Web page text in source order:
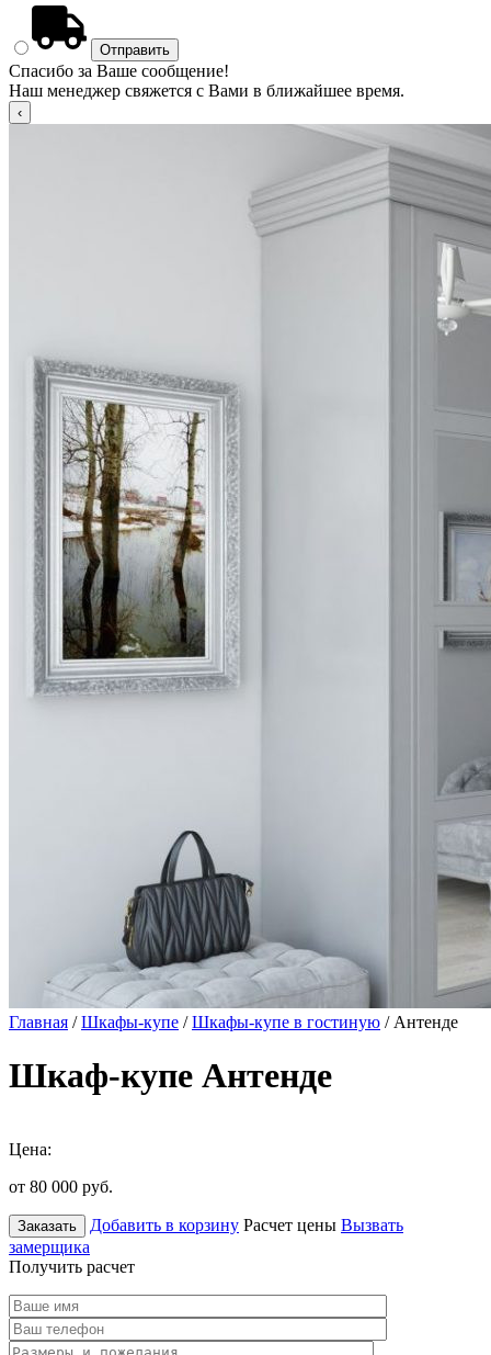
Спасибо за Ваше сообщение!
Наш менеджер свяжется с Вами в ближайшее время.
Главная /Шкафы-купе /Шкафы-купе в гостиную / Антенде
Шкаф-купе Антенде
Цена:
от 80 000 руб.
Заказать Добавить в корзину Расчет цены Вызвать
замерщика
Получить расчет